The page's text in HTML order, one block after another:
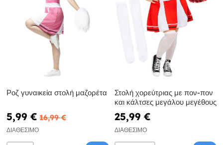
Ροζ γυναικεία στολή μαζορέτα
5,99 € 16,99 €
ΔΙΑΘΈΣΙΜΟ
Στολή χορεύτριας με πον-πον
και κάλτσες μεγάλου μεγέθους
25,99 €
ΔΙΑΘΈΣΙΜΟ